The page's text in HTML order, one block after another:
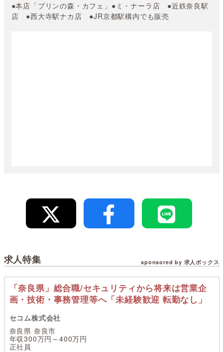
●本店「プリンの森・カフェ」●ミ・ナーラ店 ●近鉄奈良駅
店 ●西大寺駅ナカ店 ●JR京都駅構内でも販売
求人特集 sponsored by 求人ボックス
「奈良県」総合職/セキュリティから将来は営業企
画・技術・事務管理等へ「未経験歓迎 転勤なし」
セコム株式会社
奈良県 奈良市
年収300万円～400万円
正社員